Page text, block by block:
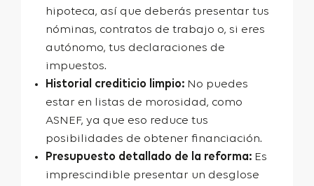
hipoteca, así que deberás presentar tus
nóminas, contratos de trabajo o, si eres
autónomo, tus declaraciones de
impuestos.
Historial crediticio limpio: No puedes
estar en listas de morosidad, como
ASNEF, ya que eso reduce tus
posibilidades de obtener financiación.
Presupuesto detallado de la reforma: Es
imprescindible presentar un desglose